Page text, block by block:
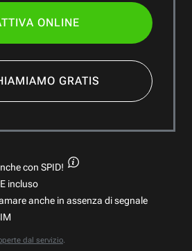
ONLINE
GRATIS
con SPID!
incluso
anche in assenza di segnale
dal servizio.